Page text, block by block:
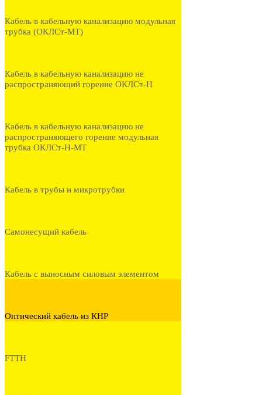
Кабель в кабельную канализацию модульная
трубка (ОКЛСт-МТ)
Кабель в кабельную канализацию не
распространяющий горение ОКЛСт-Н
Кабель в кабельную канализацию не
распространяющего горение модульная
трубка ОКЛСт-Н-МТ
Кабель в трубы и микротрубки
Самонесущий кабель
Кабель с выносным силовым элементом
Оптический кабель из КНР
FTTH